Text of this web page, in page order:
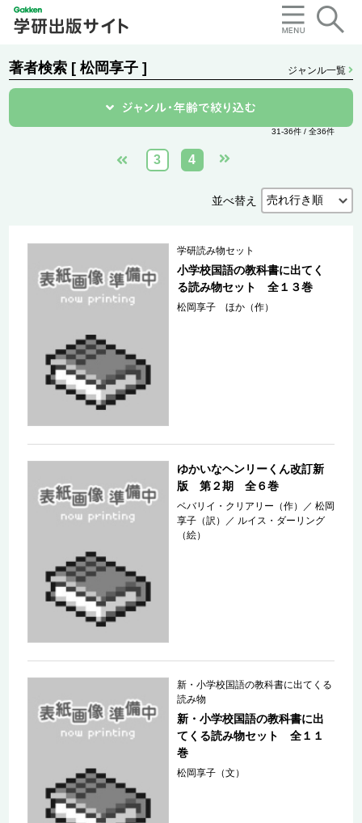
著者検索 [ 松岡享子 ] ジャンル一覧
31-36件 / 全36件
3 4
並べ替え
学研読み物セット
小学校国語の教科書に出てく
る読み物セット 全１３巻
松岡享子 ほか（作）
ゆかいなヘンリーくん改訂新
版 第２期 全６巻
ベバリイ・クリアリー（作） ／松岡
享子（訳）
／ ルイス・ダーリング
（絵）
新・小学校国語の教科書に出てくる
読み物
新・小学校国語の教科書に出
てくる読み物セット 全１１
巻
松岡享子（文）